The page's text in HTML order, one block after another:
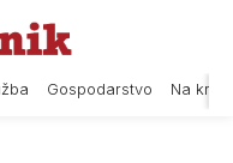
Gospodarstvo Na